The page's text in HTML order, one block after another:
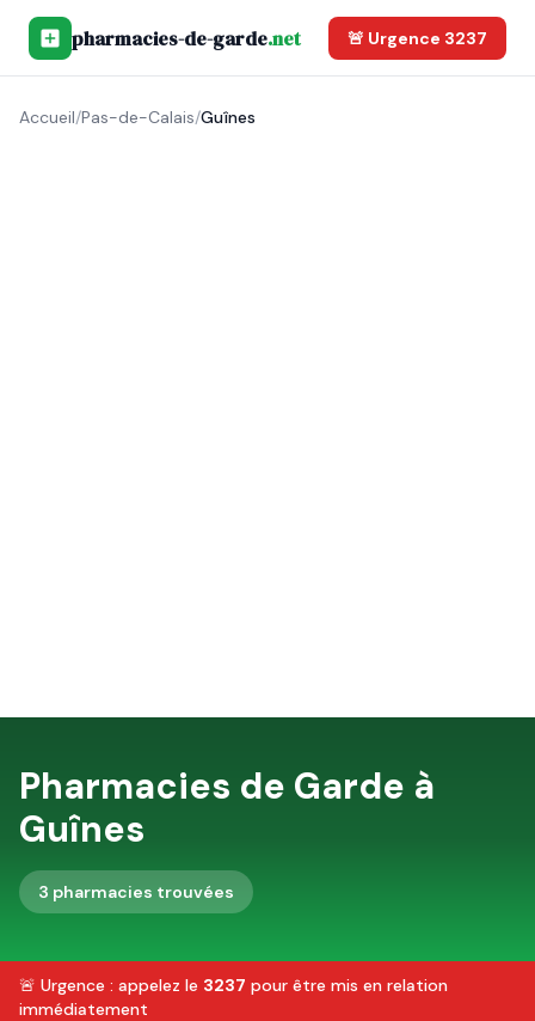
pharmacies-de-garde.net 🚨 Urgence 3237
Accueil/Pas-de-Calais/Guînes
Pharmacies de Garde à
Guînes
3 pharmacies trouvées
🚨 Urgence : appelez le 3237 pour être mis en relation
immédiatement